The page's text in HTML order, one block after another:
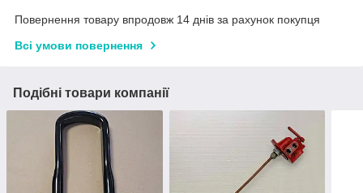
Повернення товару впродовж 14 днів за рахунок покупця
Всі умови повернення
Подібні товари компанії